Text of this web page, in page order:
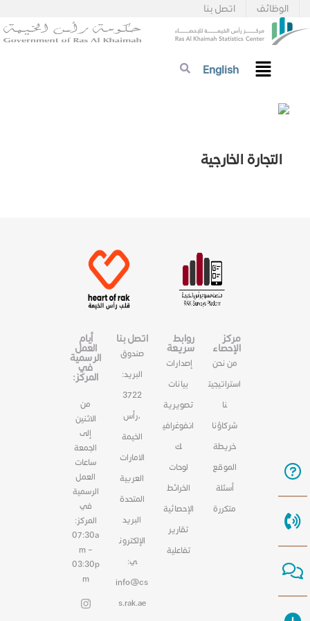
اتصل بنا الوظائف
English
التجارة الخارجية
مركز
الإحصاء
من نحن
استراتيجيت
نا
شركاؤنا
خريطة
الموقع
أسئلة
متكررة
روابط
سريعة
إصدارات
بيانات
تصويرية
انفوغرافي
ك
لوحات
الخرائط
الإحصائية
تقارير
تفاعلية
اتصل بنا
صندوق
البريد:
3722
،رأس
الخيمة
الامارات
العربية
المتحدة
البريد
الإلكترون
ي:
info@cs
s.rak.ae
أيام
العمل
الرسمية
في
المركز:
من
الاثنين
إلى
الجمعة
ساعات
العمل
الرسمية
في
المركز:
07:30a
m –
03:30p
m